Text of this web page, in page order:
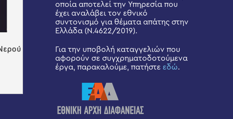
οποία αποτελεί την Υπηρεσία που
έχει αναλάβει τον εθνικό
συντονισμό για θέματα απάτης στην
Ελλάδα (Ν.4622/2019).
Για την υποβολή καταγγελιών που
αφορούν σε συγχρηματοδοτούμενα
έργα, παρακαλούμε, πατήστε εδώ.